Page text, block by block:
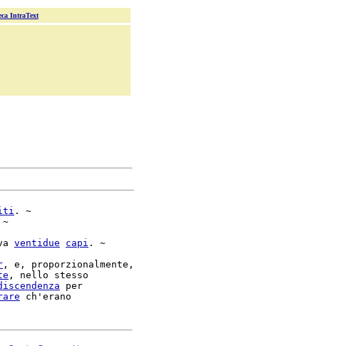
IntraText
. ~
ventidue capi . ~
, e, proporzionalmente,
, nello stesso
per